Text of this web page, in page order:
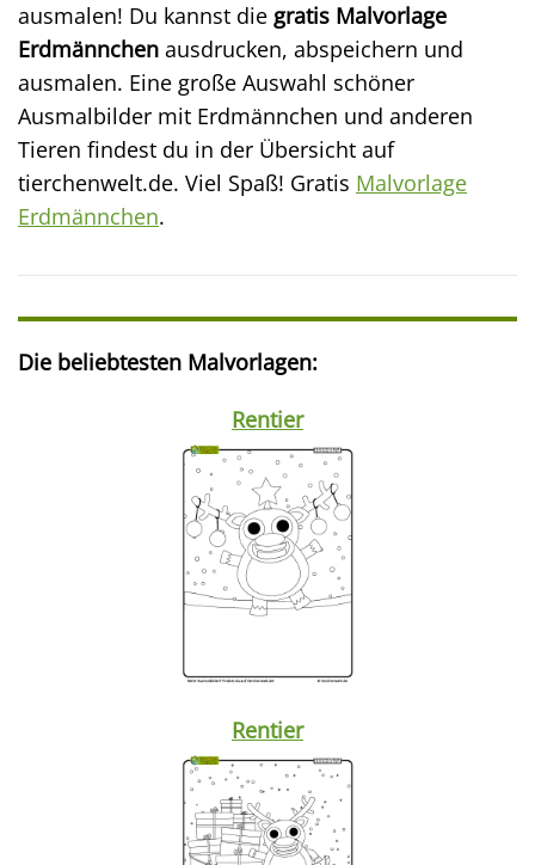
ausmalen! Du kannst die gratis Malvorlage
Erdmännchen ausdrucken, abspeichern und
ausmalen. Eine große Auswahl schöner
Ausmalbilder mit Erdmännchen und anderen
Tieren findest du in der Übersicht auf
tierchenwelt.de. Viel Spaß! Gratis Malvorlage
Erdmännchen.
Die beliebtesten Malvorlagen:
Rentier
Rentier